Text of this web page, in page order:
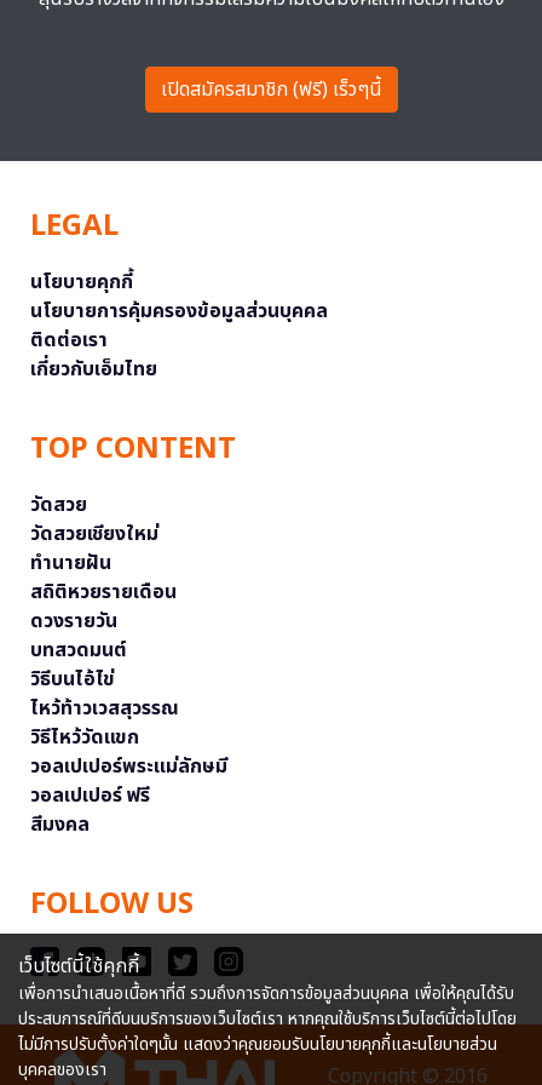
เปิดสมัครสมาชิก (ฟรี) เร็วๆนี้
LEGAL
นโยบายคุกกี้
นโยบายการคุ้มครองข้อมูลส่วนบุคคล
ติดต่อเรา
เกี่ยวกับเอ็มไทย
TOP CONTENT
วัดสวย
วัดสวยเชียงใหม่
ทำนายฝัน
สถิติหวยรายเดือน
ดวงรายวัน
บทสวดมนต์
วิธีบนไอ้ไข่
ไหว้ท้าวเวสสุวรรณ
วิธีไหว้วัดแขก
วอลเปเปอร์พระแม่ลักษมี
วอลเปเปอร์ ฟรี
สีมงคล
FOLLOW US
Copyright © 2016
เว็บไซต์นี้ใช้คุกกี้
เพื่อการนำเสนอเนื้อหาที่ดี รวมถึงการจัดการข้อมูลส่วนบุคคล เพื่อให้คุณได้รับ
ประสบการณ์ที่ดีบนบริการของเว็บไซต์เรา หากคุณใช้บริการเว็บไซต์นี้ต่อไปโดย
ไม่มีการปรับตั้งค่าใดๆนั้น แสดงว่าคุณยอมรับนโยบายคุกกี้และนโยบายส่วน
บุคคลของเรา